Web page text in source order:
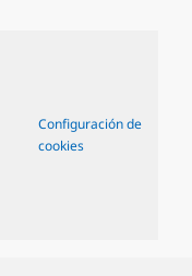
Configuración de
cookies